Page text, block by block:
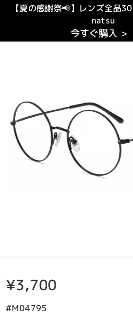
【夏の感謝祭📢】レンズ全品
natsu
今すぐ購入 >
¥3,700
#M04795